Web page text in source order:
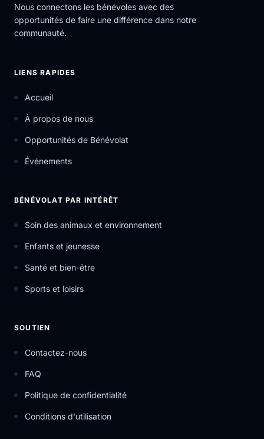
Nous connectons les bénévoles avec des
opportunités de faire une différence dans notre
communauté.
LIENS RAPIDES
Accueil
À propos de nous
Opportunités de Bénévolat
Événements
BÉNÉVOLAT PAR INTÉRÊT
Soin des animaux et environnement
Enfants et jeunesse
Santé et bien-être
Sports et loisirs
SOUTIEN
Contactez-nous
FAQ
Politique de confidentialité
Conditions d'utilisation